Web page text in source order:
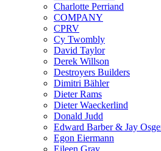
Charlotte Perriand
COMPANY
CPRV
Cy Twombly
David Taylor
Derek Willson
Destroyers Builders
Dimitri Bähler
Dieter Rams
Dieter Waeckerlind
Donald Judd
Edward Barber & Jay
Egon Eiermann
Eileen Gray